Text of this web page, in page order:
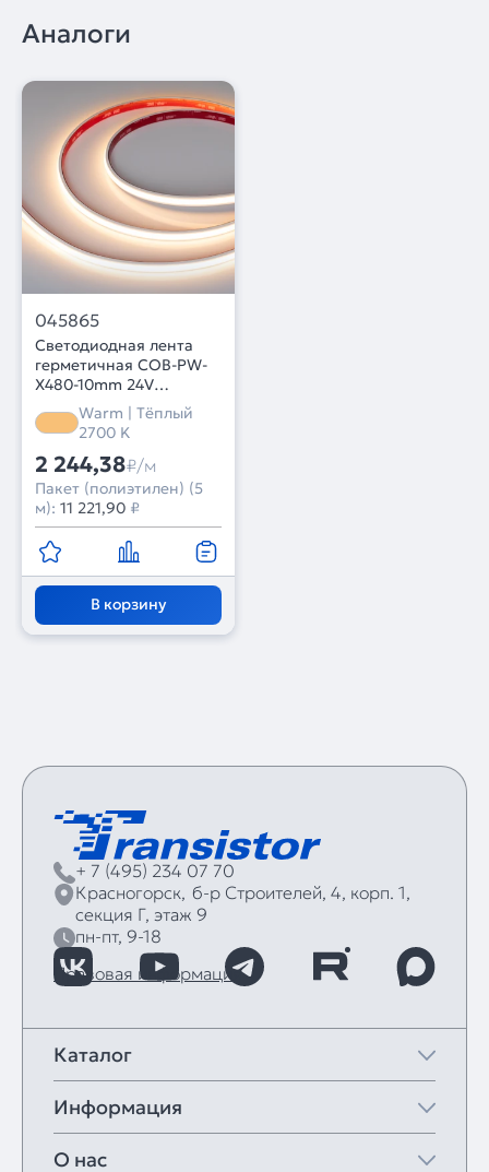
Аналоги
045865
Светодиодная лента
герметичная COB-PW-
X480-10mm 24V
Warm2700 (10 W/m,
IP66, 5m) (Arlight, 5 лет)
Warm | Тёплый
2700 K
2 244,38₽/м
Пакет (полиэтилен) (5
м): 11 221,90 ₽
В корзину
+ 7 (495) 234 07 70
Красногорск, б‑р Строителей, 4, корп. 1,
секция Г, этаж 9
пн-пт, 9-18
Правовая информация
Каталог
Информация
О нас